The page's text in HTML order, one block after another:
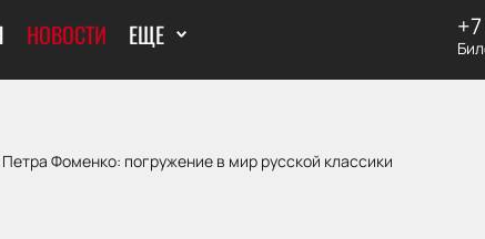
НОВОСТИ ЕЩЕ
Фоменко: погружение в мир русской классики